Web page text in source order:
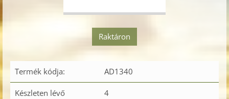
Raktáron
Termék kódja: AD1340
Készleten lévő
4